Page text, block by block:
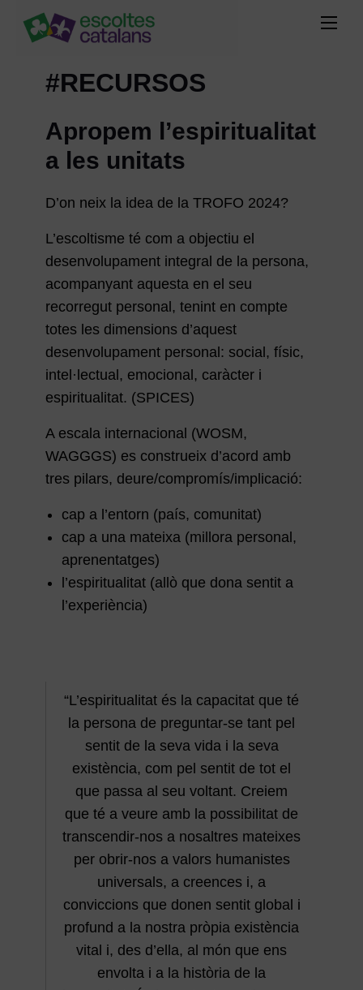
#RECURSOS
Apropem l’espiritualitat
a les unitats
D’on neix la idea de la TROFO 2024?
L’escoltisme té com a objectiu el
desenvolupament integral de la persona,
acompanyant aquesta en el seu
recorregut personal, tenint en compte
totes les dimensions d’aquest
desenvolupament personal: social, físic,
intel·lectual, emocional, caràcter i
espiritualitat. (SPICES)
A escala internacional (WOSM,
WAGGGS) es construeix d’acord amb
tres pilars, deure/compromís/implicació:
cap a l’entorn (país, comunitat)
cap a una mateixa (millora personal,
aprenentatges)
l’espiritualitat (allò que dona sentit a
l’experiència)
“L’espiritualitat és la capacitat que té
la persona de preguntar-se tant pel
sentit de la seva vida i la seva
existència, com pel sentit de tot el
que passa al seu voltant. Creiem
que té a veure amb la possibilitat de
transcendir-nos a nosaltres mateixes
per obrir-nos a valors humanistes
universals, a creences i, a
conviccions que donen sentit global i
profund a la nostra pròpia existència
vital i, des d’ella, al món que ens
envolta i a la història de la